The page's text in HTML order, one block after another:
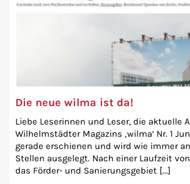
Die neue wilma ist da!
Liebe Leserinnen und Leser, die aktuelle
Wilhelmstädter Magazins ‚wilma‘ Nr. 1
gerade erschienen und wird wie immer
Stellen ausgelegt. Nach einer Laufzeit
das Förder- und Sanierungsgebiet [...]